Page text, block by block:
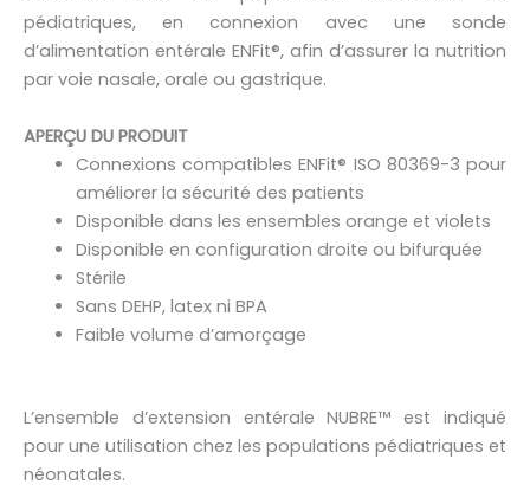
pédiatriques, en connexion avec une sonde
d’alimentation entérale ENFit®, afin d’assurer la nutrition
par voie nasale, orale ou gastrique.
APERÇU DU PRODUIT
Connexions compatibles ENFit® ISO 80369-3 pour
améliorer la sécurité des patients
Disponible dans les ensembles orange et violets
Disponible en configuration droite ou bifurquée
Stérile
Sans DEHP, latex ni BPA
Faible volume d’amorçage
L’ensemble d’extension entérale NUBRE™ est indiqué
pour une utilisation chez les populations pédiatriques et
néonatales.